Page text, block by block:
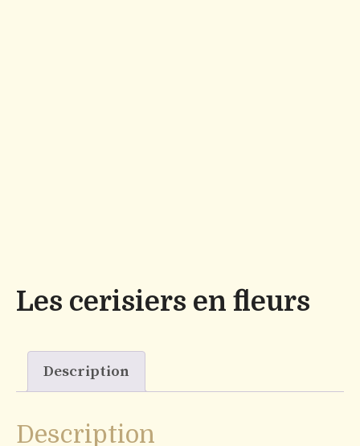
Les cerisiers en fleurs
Description
Description